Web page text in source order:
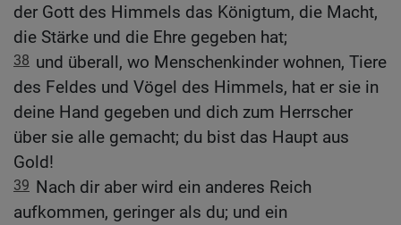
der Gott des Himmels das Königtum, die Macht,
die Stärke und die Ehre gegeben hat;
38 und überall, wo Menschenkinder wohnen, Tiere
des Feldes und Vögel des Himmels, hat er sie in
deine Hand gegeben und dich zum Herrscher
über sie alle gemacht; du bist das Haupt aus
Gold!
39 Nach dir aber wird ein anderes Reich
aufkommen, geringer als du; und ein